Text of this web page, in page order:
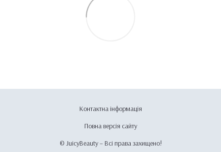
Контактна інформація
Повна версія сайту
© JuicyBeauty – Всі права захищено!